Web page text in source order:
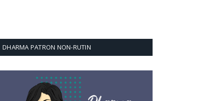
DHARMA PATRON NON-RUTIN